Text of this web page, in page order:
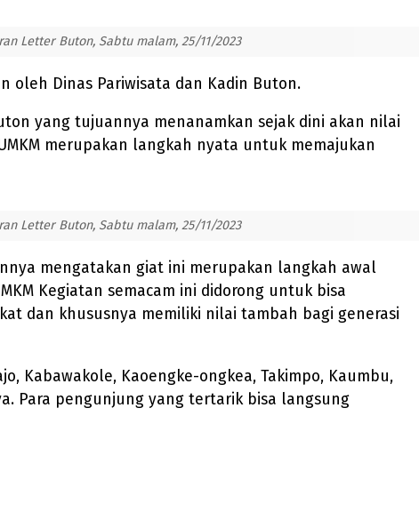
Letter Buton, Sabtu malam, 25/11/2023
oleh Dinas Pariwisata dan Kadin Buton.
yang tujuannya menanamkan sejak dini akan nilai
merupakan langkah nyata untuk memajukan
Letter Buton, Sabtu malam, 25/11/2023
mengatakan giat ini merupakan langkah awal
Kegiatan semacam ini didorong untuk bisa
dan khususnya memiliki nilai tambah bagi generasi
Kabawakole, Kaoengke-ongkea, Takimpo, Kaumbu,
Para pengunjung yang tertarik bisa langsung